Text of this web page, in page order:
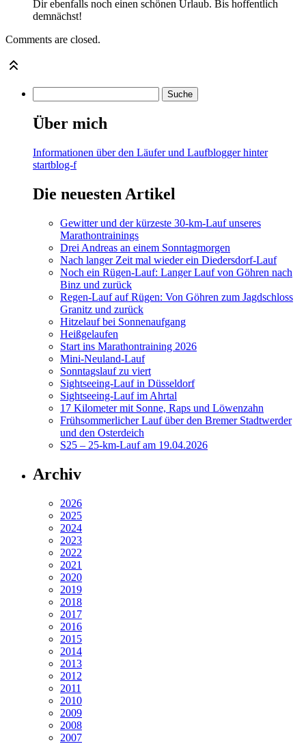
Dir ebenfalls noch einen schönen Urlaub. Bis hoffentlich
demnächst!
Comments are closed.
Über mich
Informationen über den Läufer und Laufblogger hinter
startblog-f
Die neuesten Artikel
Gewitter und der kürzeste 30-km-Lauf unseres
Marathontrainings
Drei Andreas an einem Sonntagmorgen
Nach langer Zeit mal wieder ein Diedersdorf-Lauf
Noch ein Rügen-Lauf: Langer Lauf von Göhren nach
Binz und zurück
Regen-Lauf auf Rügen: Von Göhren zum Jagdschloss
Granitz und zurück
Hitzelauf bei Sonnenaufgang
Heißgelaufen
Start ins Marathontraining 2026
Mini-Neuland-Lauf
Sonntagslauf zu viert
Sightseeing-Lauf in Düsseldorf
Sightseeing-Lauf im Ahrtal
17 Kilometer mit Sonne, Raps und Löwenzahn
Frühsommerlicher Lauf über den Bremer Stadtwerder
und den Osterdeich
S25 – 25-km-Lauf am 19.04.2026
Archiv
2026
2025
2024
2023
2022
2021
2020
2019
2018
2017
2016
2015
2014
2013
2012
2011
2010
2009
2008
2007